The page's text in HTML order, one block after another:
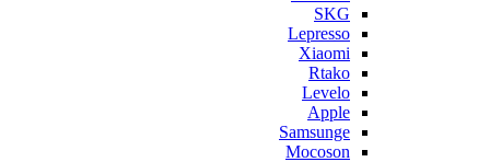
SKG
Lepresso
Xiaomi
Rtako
Levelo
Apple
Samsunge
Mocoson